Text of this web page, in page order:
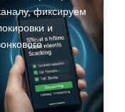
фиксируем
и